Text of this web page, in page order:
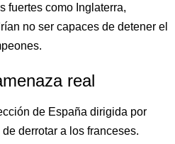
fuertes como Inglaterra,
no ser capaces de detener el
real
de España dirigida por
derrotar a los franceses.